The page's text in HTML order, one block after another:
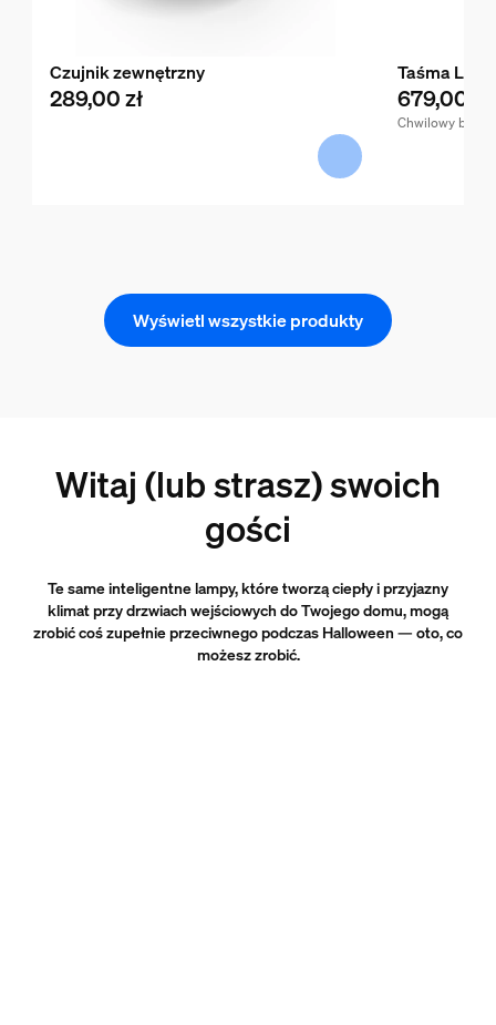
Czujnik zewnętrzny
289,00 zł
Taśma LED
679,00 zł
Chwilowy brak
Wyświetl wszystkie produkty
Witaj (lub strasz) swoich
gości
Te same inteligentne lampy, które tworzą ciepły i przyjazny
klimat przy drzwiach wejściowych do Twojego domu, mogą
zrobić coś zupełnie przeciwnego podczas Halloween — oto, co
możesz zrobić.